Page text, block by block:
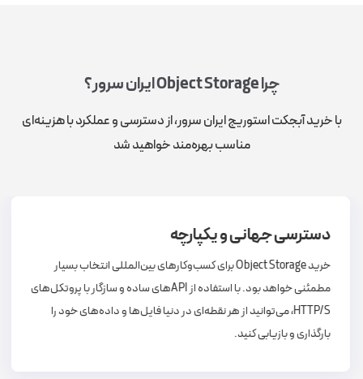
چرا Object Storage ایران سرور؟
با خرید آبجکت استوریج ایران سرور، از دسترسی و عملکرد با هزینه‌ای
مناسب بهره‌مند خواهید شد
دسترسی جهانی و یکپارچه
خرید Object Storage برای کسب‌وکارهای بین‌المللی انتخاب بسیار
مطمئنی خواهد بود. با استفاده از APIهای ساده و سازگار با پروتکل‌های
HTTP/S، می‌توانید از هر نقطه‌ای در دنیا فایل‌ها و داده‌های خود را
بارگذاری و بازیابی کنید.